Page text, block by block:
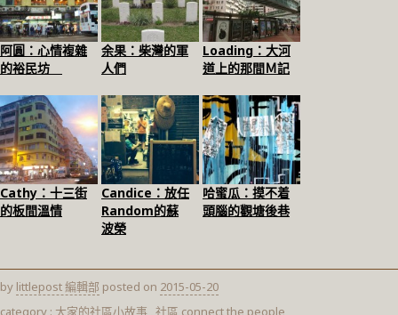
阿圓：心情複雜
的裕民坊
余果：柴灣的軍
人們
Loading：大河
道上的那間Ｍ記
Cathy：十三街
的板間溫情
Candice：放任
Random的蘇
波榮
哈蜜瓜：摸不着
頭腦的觀塘後巷
by littlepost 編輯部 posted on 2015-05-20